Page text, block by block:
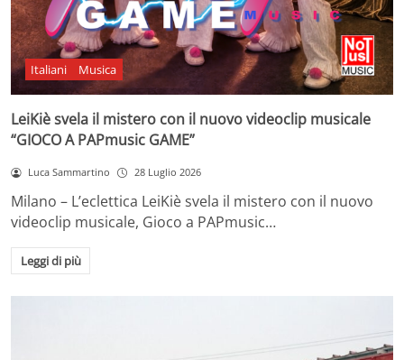
Italiani Musica
LeiKiè svela il mistero con il nuovo videoclip musicale
“GIOCO A PAPmusic GAME”
Luca Sammartino 28 Luglio 2026
Milano – L’eclettica LeiKiè svela il mistero con il nuovo
videoclip musicale, Gioco a PAPmusic…
Leggi di più